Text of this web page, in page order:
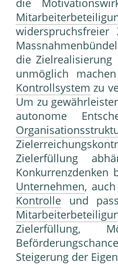
die
die
unmöglich
Kontrollsystem zu
Um zu
autonome
Zielerfüllung
Unternehmen,
Kontrolle und
Zielerfüllung,
Steigerung der